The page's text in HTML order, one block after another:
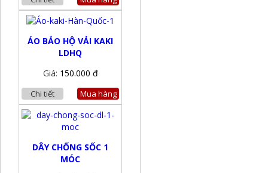
ÁO BẢO HỘ VẢI KAKI
LDHQ
Giá: 150.000 đ
Chi tiết Mua hàng
DÂY CHỐNG SỐC 1
MÓC